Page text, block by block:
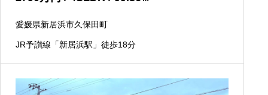
愛媛県新居浜市久保田町
JR予讃線「新居浜駅」徒歩18分